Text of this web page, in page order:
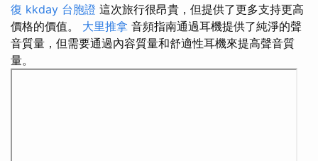
復 kkday 台胞證 這次旅行很昂貴，但提供了更多支持更高
價格的價值。 大里推拿 音頻指南通過耳機提供了純淨的聲
音質量，但需要通過內容質量和舒適性耳機來提高聲音質
量。